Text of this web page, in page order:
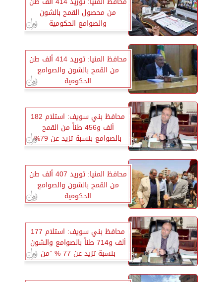
من محصول القمح بالشون
والصوامع الحكومية
محافظ المنيا: توريد 414 ألف طن
من القمح بالشون والصوامع
الحكومية
محافظ بني سويف: استلام 182
ألف و456 طناً من القمح
بالصوامع بنسبة تزيد عن 79%
من إجمالي المستهدف توريده
محافظ المنيا: توريد 407 ألف طن
من القمح بالشون والصوامع
الحكومية
محافظ بني سويف: استلام 177
ألف و714 طناً بالصوامع والشون
بنسبة تزيد عن 77 % ”من
المستهدف